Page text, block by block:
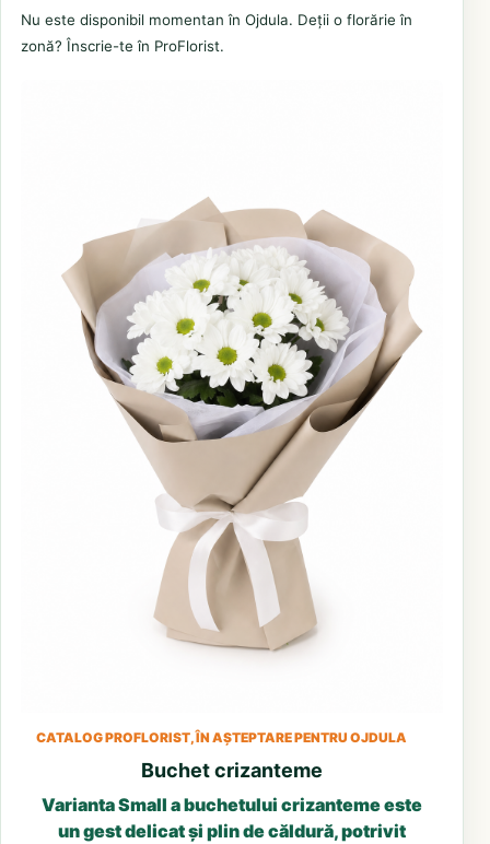
Nu este disponibil momentan în Ojdula. Deții o florărie în
zonă? Înscrie-te în ProFlorist.
CATALOG PROFLORIST, ÎN AȘTEPTARE PENTRU OJDULA
Buchet crizanteme
Varianta Small a buchetului crizanteme este
un gest delicat și plin de căldură, potrivit